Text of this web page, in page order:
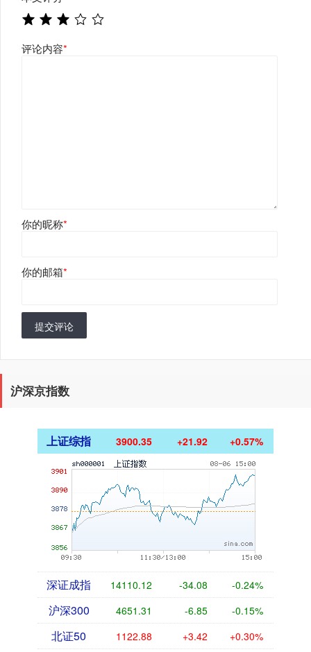
评论内容*
你的昵称*
你的邮箱*
提交评论
沪深京指数
上证综指 3900.35 +21.92 +0.57%
深证成指 14110.12 -34.08 -0.24%
沪深300 4651.31 -6.85 -0.15%
北证50 1122.88 +3.42 +0.30%